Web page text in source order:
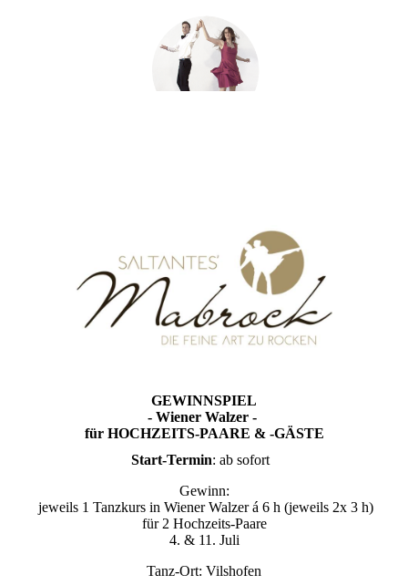
GEWINNSPIEL
- Wiener Walzer -
für HOCHZEITS-PAARE & -GÄSTE
Start-Termin: ab sofort
Gewinn:
jeweils 1 Tanzkurs in Wiener Walzer á 6 h (jeweils 2x 3 h)
für 2 Hochzeits-Paare
4. & 11. Juli
Tanz-Ort: Vilshofen